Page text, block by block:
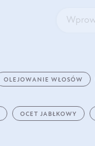
OLEJOWANIE WŁOSÓW
OCET JABŁKOWY